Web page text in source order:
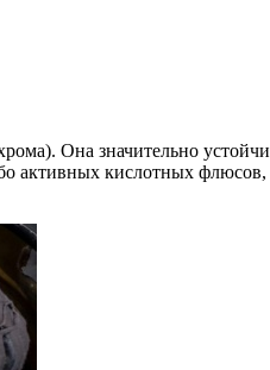
Она значительно
активных кислотных флюсов,